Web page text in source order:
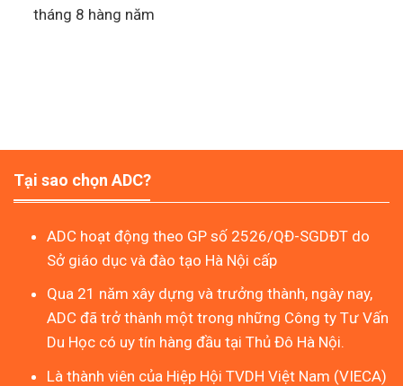
tháng 8 hàng năm
Tại sao chọn ADC?
ADC hoạt động theo GP số 2526/QĐ-SGDĐT do
Sở giáo dục và đào tạo Hà Nội cấp
Qua 21 năm xây dựng và trưởng thành, ngày nay,
ADC đã trở thành một trong những Công ty Tư Vấn
Du Học có uy tín hàng đầu tại Thủ Đô Hà Nội.
Là thành viên của Hiệp Hội TVDH Việt Nam (VIECA)